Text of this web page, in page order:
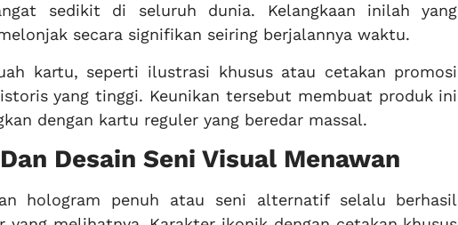
sedikit di seluruh dunia. Kelangkaan inilah yang
secara signifikan seiring berjalannya waktu.
kartu, seperti ilustrasi khusus atau cetakan promosi
yang tinggi. Keunikan tersebut membuat produk ini
dengan kartu reguler yang beredar massal.
Desain Seni Visual Menawan
hologram penuh atau seni alternatif selalu berhasil